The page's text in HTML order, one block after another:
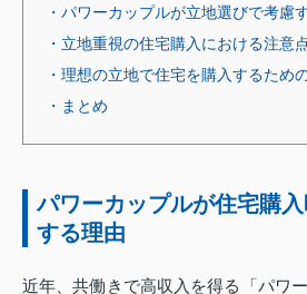
・パワーカップルが立地選びで考慮
・立地重視の住宅購入における注意
・理想の立地で住宅を購入するため
・まとめ
パワーカップルが住宅購
する理由
近年、共働きで高収入を得る「パワ